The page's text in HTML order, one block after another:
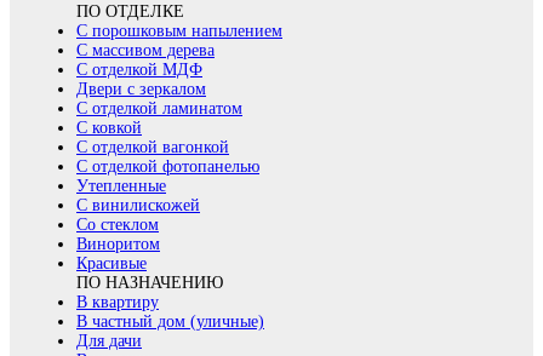
ПО ОТДЕЛКЕ
С порошковым напылением
С массивом дерева
С отделкой МДФ
Двери с зеркалом
С отделкой ламинатом
С ковкой
С отделкой вагонкой
С отделкой фотопанелью
Утепленные
С винилискожей
Со стеклом
Виноритом
Красивые
ПО НАЗНАЧЕНИЮ
В квартиру
В частный дом (уличные)
Для дачи